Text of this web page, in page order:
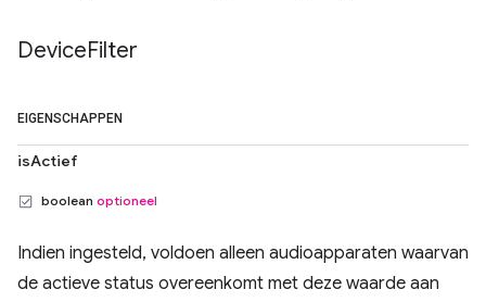
DeviceFilter
EIGENSCHAPPEN
isActief
boolean optioneel
Indien ingesteld, voldoen alleen audioapparaten waarvan
de actieve status overeenkomt met deze waarde aan